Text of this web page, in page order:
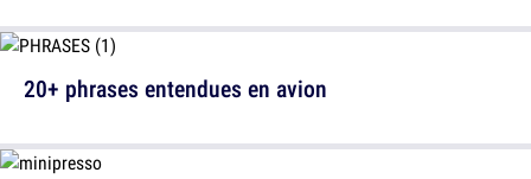
20+ phrases entendues en avion